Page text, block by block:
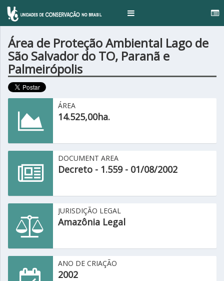
Toggle
Área de Proteção Ambiental Lago de
São Salvador do TO, Paranã e
Palmeirópolis
ÁREA
14.525,00ha.
DOCUMENT AREA
Decreto - 1.559 - 01/08/2002
JURISDIÇÃO LEGAL
Amazônia Legal
ANO DE CRIAÇÃO
2002